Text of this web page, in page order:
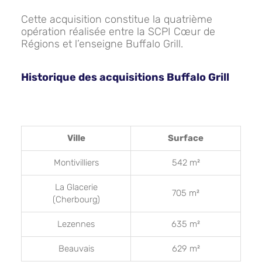
Cette acquisition constitue la quatrième
opération réalisée entre la SCPI Cœur de
Régions et l’enseigne Buffalo Grill.
Historique des acquisitions Buffalo Grill
Ville Surface
Montivilliers 542 m²
La Glacerie
(Cherbourg)
705 m²
Lezennes 635 m²
Beauvais 629 m²